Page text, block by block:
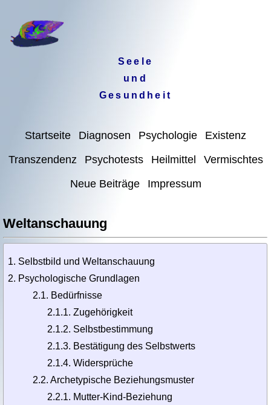
Seele
und
Gesundheit
Startseite Diagnosen Psychologie
Existenz
Transzendenz
Psychotests Heilmittel
Vermischtes
Neue Beiträge
Impressum
Weltanschauung
Selbstbild und Weltanschauung
Psychologische Grundlagen
2.1. Bedürfnisse
2.1.1. Zugehörigkeit
2.1.2. Selbstbestimmung
2.1.3. Bestätigung des Selbstwerts
2.1.4. Widersprüche
2.2. Archetypische Beziehungsmuster
2.2.1. Mutter-Kind-Beziehung